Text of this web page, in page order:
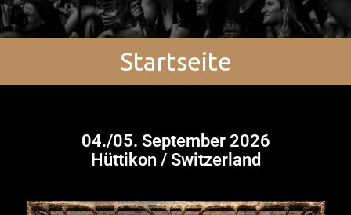
Startseite
04./05. September 2026
Hüttikon / Switzerland